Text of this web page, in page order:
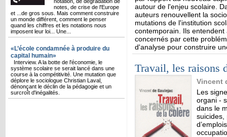
notes, de crise de l'Europe
et ...de gros sous. Mais comment construire
un monde différent, comment le penser
quand les chiffres et les notations nous
imposent leur loi... Une...
«L’école condamnée à produire du
capital humain»
Interview. A la botte de l'économie, le
système scolaire se serait lancé dans une
course à la compétitivité. Une mutation que
déplore le sociologue Christian Laval,
dénonçant le déclin de la pédagogie et un
surcroît d'inégalités.
autour de l'enjeu scolaire.
auteurs renouvellent la
mutations de l'institution
contemporain. Ils
concernés par cette
d'analyse pour construire
Travail, les raisons
Vincent
Les
organi -
dans le
suicides,